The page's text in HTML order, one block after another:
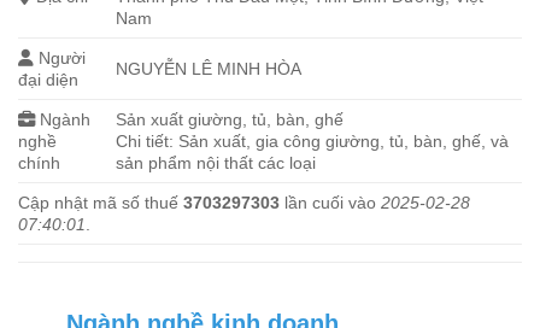
Nam
Người
đại diện
NGUYỄN LÊ MINH HÒA
Ngành
nghề
chính
Sản xuất giường, tủ, bàn, ghế
Chi tiết: Sản xuất, gia công giường, tủ, bàn, ghế, và
sản phẩm nội thất các loại
Cập nhật mã số thuế 3703297303 lần cuối vào 2025-02-28
07:40:01